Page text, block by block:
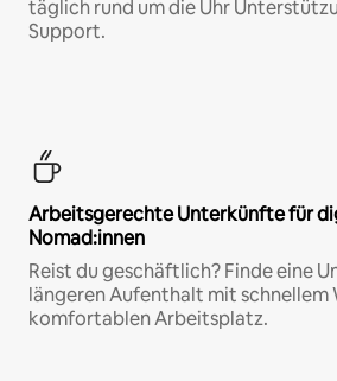
täglich rund um die Uhr
Support.
Arbeitsgerechte Unterkünfte für
Nomad:innen
Reist du geschäftlich? Finde eine
längeren Aufenthalt mit schnellem
komfortablen Arbeitsplatz.